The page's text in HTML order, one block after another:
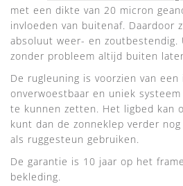
met een dikte van 20 micron
invloeden van buitenaf. Daardoor
absoluut weer- en zoutbestendig.
zonder probleem altijd buiten
De rugleuning is voorzien van een
onverwoestbaar en uniek
te kunnen zetten. Het ligbed kan
kunt dan de zonneklep verder
als ruggesteun gebruiken.
De garantie is 10 jaar op het
bekleding.